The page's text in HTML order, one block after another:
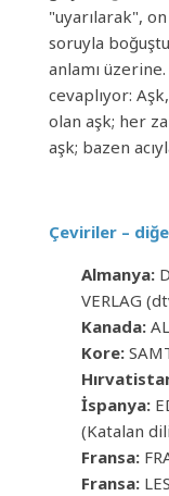
"uyarılarak",
soruyla
anlamı
cevaplıyor:
olan aşk; her
aşk; bazen
Çeviriler –
Almanya:
VERLAG
Kanada:
Kore:
İspanya:
(Katalan
Fransa:
Fransa: